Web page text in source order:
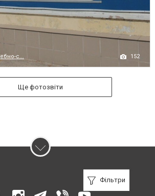
с... 152
Ще фотозвіти
Фільтри